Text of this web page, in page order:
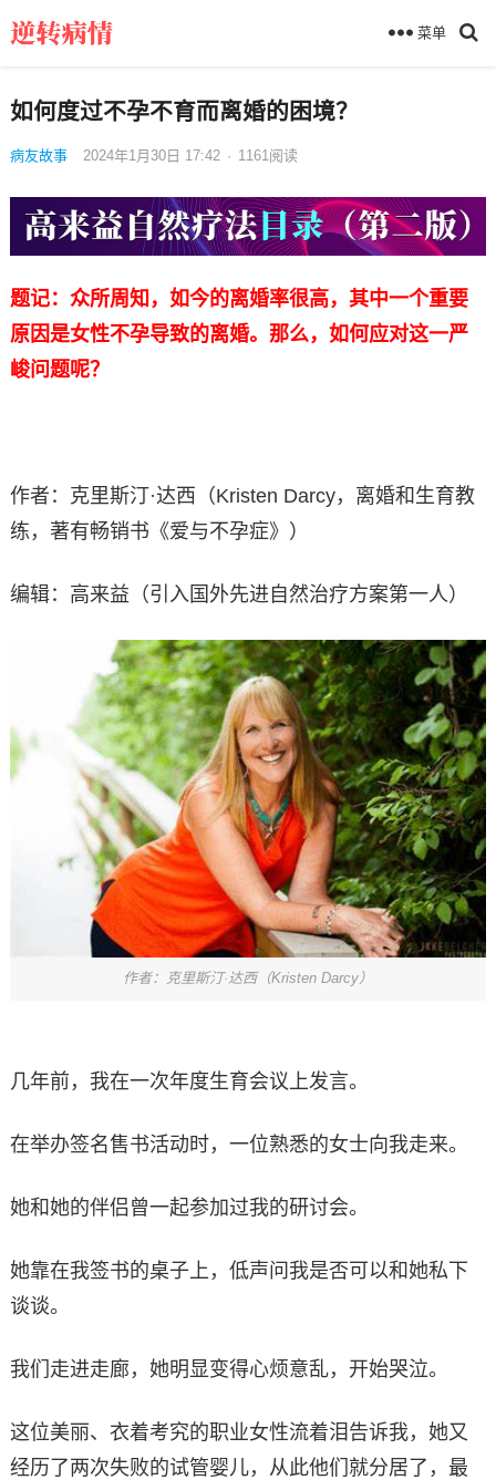
菜单
如何度过不孕不育而离婚的困境？
病友故事 2024年1月30日 17:42 · 1161 阅读
题记：众所周知，如今的离婚率很高，其中一个重要
原因是女性不孕导致的离婚。那么，如何应对这一严
峻问题呢？
作者：克里斯汀·达西（Kristen Darcy，离婚和生育教
练，著有畅销书《爱与不孕症》）
编辑：高来益（引入国外先进自然治疗方案第一人）
作者：克里斯汀·达西（Kristen Darcy）
几年前，我在一次年度生育会议上发言。
在举办签名售书活动时，一位熟悉的女士向我走来。
她和她的伴侣曾一起参加过我的研讨会。
她靠在我签书的桌子上，低声问我是否可以和她私下
谈谈。
我们走进走廊，她明显变得心烦意乱，开始哭泣。
这位美丽、衣着考究的职业女性流着泪告诉我，她又
经历了两次失败的试管婴儿，从此他们就分居了，最